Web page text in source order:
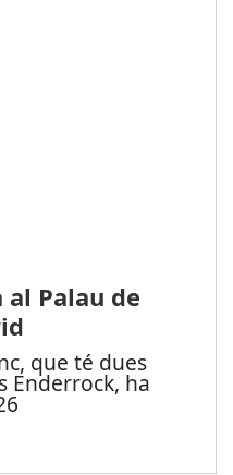
al Palau de
que té dues
Enderrock, ha